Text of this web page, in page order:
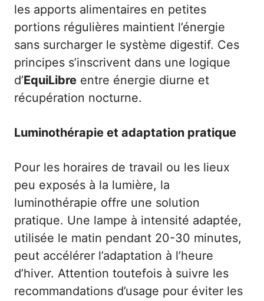
les apports alimentaires en petites
portions régulières maintient l’énergie
sans surcharger le système digestif. Ces
principes s’inscrivent dans une logique
d’EquiLibre entre énergie diurne et
récupération nocturne.
Luminothérapie et adaptation pratique
Pour les horaires de travail ou les lieux
peu exposés à la lumière, la
luminothérapie offre une solution
pratique. Une lampe à intensité adaptée,
utilisée le matin pendant 20-30 minutes,
peut accélérer l’adaptation à l’heure
d’hiver. Attention toutefois à suivre les
recommandations d’usage pour éviter les